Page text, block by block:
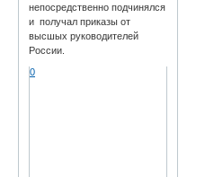
непосредственно подчинялся
и получал приказы от
высшых руководителей
России.
0